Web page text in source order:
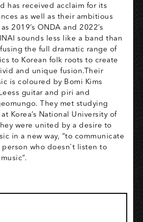
has received acclaim for its
as well as their ambitious
2019’s ONDA and 2022’s
sounds less like a band than
the full dramatic range of
to Korean folk roots to create
and unique fusion.Their
is coloured by Bomi Kims
guitar and piri and
They met studying
Korea’s National University of
were united by a desire to
in a new way, “to communicate
who doesn`t listen to